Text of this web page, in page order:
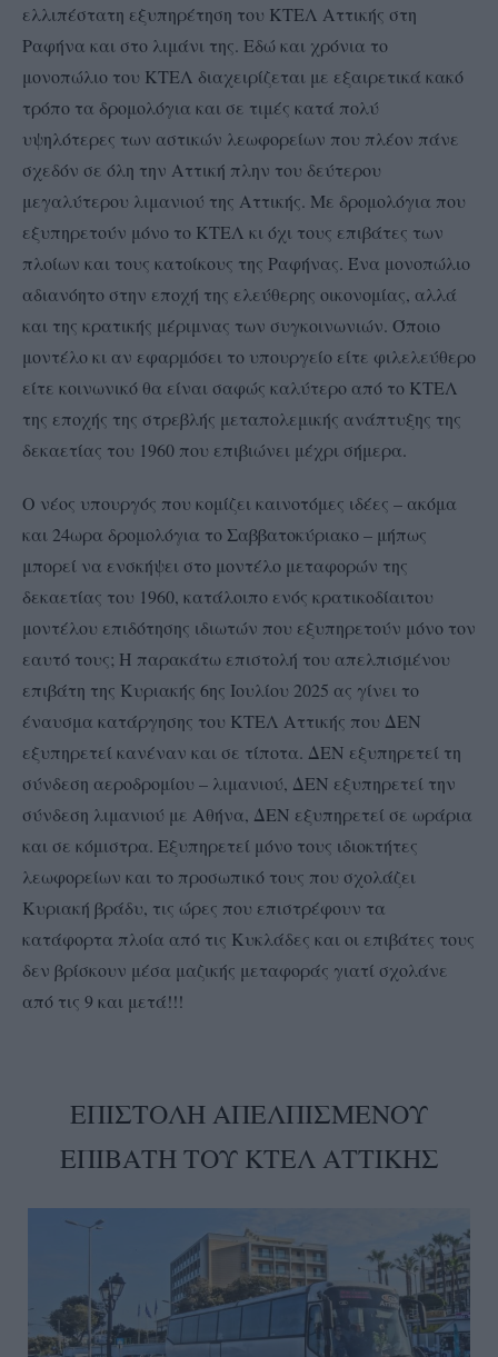
ελλιπέστατη εξυπηρέτηση του ΚΤΕΛ Αττικής στη
Ραφήνα και στο λιμάνι της. Εδώ και χρόνια το
μονοπώλιο του ΚΤΕΛ διαχειρίζεται με εξαιρετικά κακό
τρόπο τα δρομολόγια και σε τιμές κατά πολύ
υψηλότερες των αστικών λεωφορείων που πλέον πάνε
σχεδόν σε όλη την Αττική πλην του δεύτερου
μεγαλύτερου λιμανιού της Αττικής. Με δρομολόγια που
εξυπηρετούν μόνο το ΚΤΕΛ κι όχι τους επιβάτες των
πλοίων και τους κατοίκους της Ραφήνας. Ένα μονοπώλιο
αδιανόητο στην εποχή της ελεύθερης οικονομίας, αλλά
και της κρατικής μέριμνας των συγκοινωνιών. Όποιο
μοντέλο κι αν εφαρμόσει το υπουργείο είτε φιλελεύθερο
είτε κοινωνικό θα είναι σαφώς καλύτερο από το ΚΤΕΛ
της εποχής της στρεβλής μεταπολεμικής ανάπτυξης της
δεκαετίας του 1960 που επιβιώνει μέχρι σήμερα.
Ο νέος υπουργός που κομίζει καινοτόμες ιδέες – ακόμα
και 24ωρα δρομολόγια το Σαββατοκύριακο – μήπως
μπορεί να ενσκήψει στο μοντέλο μεταφορών της
δεκαετίας του 1960, κατάλοιπο ενός κρατικοδίαιτου
μοντέλου επιδότησης ιδιωτών που εξυπηρετούν μόνο τον
εαυτό τους; Η παρακάτω επιστολή του απελπισμένου
επιβάτη της Κυριακής 6ης Ιουλίου 2025 ας γίνει το
έναυσμα κατάργησης του ΚΤΕΛ Αττικής που ΔΕΝ
εξυπηρετεί κανέναν και σε τίποτα. ΔΕΝ εξυπηρετεί τη
σύνδεση αεροδρομίου – λιμανιού, ΔΕΝ εξυπηρετεί την
σύνδεση λιμανιού με Αθήνα, ΔΕΝ εξυπηρετεί σε ωράρια
και σε κόμιστρα. Εξυπηρετεί μόνο τους ιδιοκτήτες
λεωφορείων και το προσωπικό τους που σχολάζει
Κυριακή βράδυ, τις ώρες που επιστρέφουν τα
κατάφορτα πλοία από τις Κυκλάδες και οι επιβάτες τους
δεν βρίσκουν μέσα μαζικής μεταφοράς γιατί σχολάνε
από τις 9 και μετά!!!
ΕΠΙΣΤΟΛΗ ΑΠΕΛΠΙΣΜΕΝΟΥ
ΕΠΙΒΑΤΗ ΤΟΥ ΚΤΕΛ ΑΤΤΙΚΗΣ